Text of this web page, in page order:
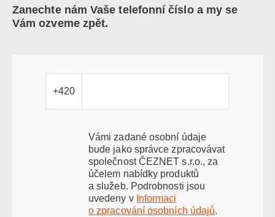
Zanechte nám Vaše telefonní číslo a my se
Vám ozveme zpět.
+420
Vámi zadané osobní údaje
bude jako správce zpracovávat
společnost ČEZNET s.r.o., za
účelem nabídky produktů
a služeb. Podrobnosti jsou
uvedeny v Informaci
o zpracování osobních údajů.